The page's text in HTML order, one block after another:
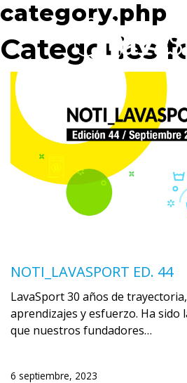
category.php
Categories
NOTI_LAVASPORT ED. 44
LavaSport 30 años de
aprendizajes y esfuerzo. Ha sido
que nuestros fundadores…
6 septiembre, 2023